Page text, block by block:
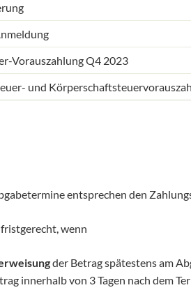
Vorauszahlung Q4 2023
und
entsprechen den
wenn
der Betrag spätestens am
innerhalb von 3 Tagen nach dem